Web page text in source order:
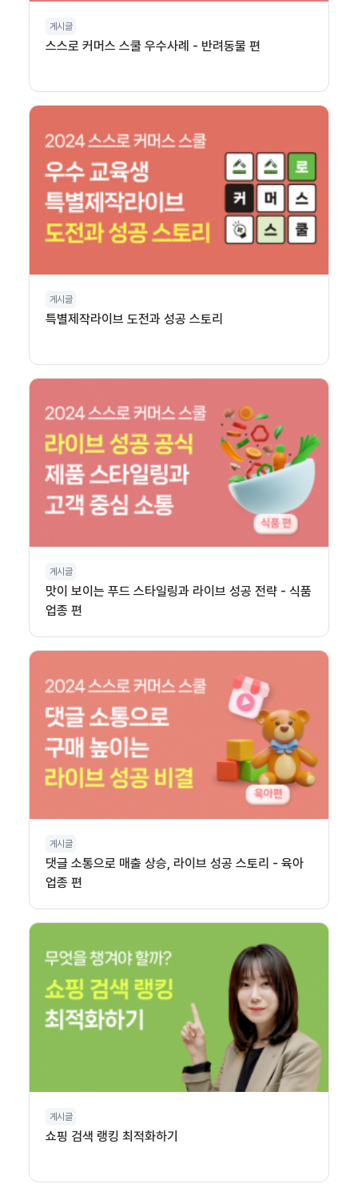
게시글
스스로 커머스 스쿨 우수사례 - 반려동물 편
게시글
특별제작라이브 도전과 성공 스토리
게시글
맛이 보이는 푸드 스타일링과 라이브 성공 전략 - 식품
업종 편
게시글
댓글 소통으로 매출 상승, 라이브 성공 스토리 - 육아
업종 편
게시글
쇼핑 검색 랭킹 최적화하기